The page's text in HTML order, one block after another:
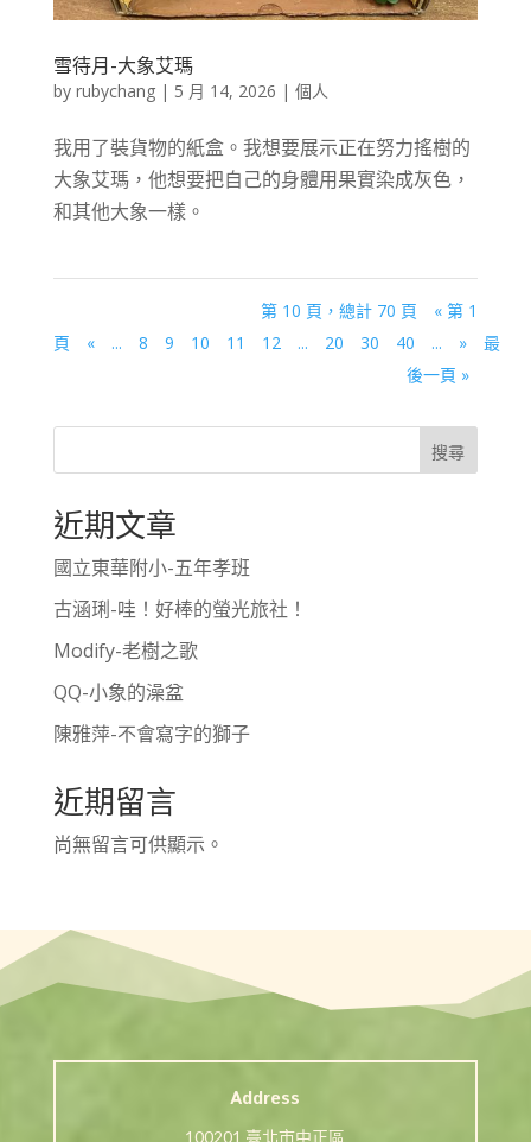
雪待月-大象艾瑪
by rubychang| 5 月 14, 2026 | 個人
我用了裝貨物的紙盒。我想要展示正在努力搖樹的
大象艾瑪，他想要把自己的身體用果實染成灰色，
和其他大象一樣。
第 10 頁，總計 70 頁
« 第 1
頁
« ... 8 9 10 11 12 ... 20 30 40 ... »
最
後一頁 »
搜尋
近期文章
國立東華附小-五年孝班
古涵琍-哇！好棒的螢光旅社！
Modify-老樹之歌
QQ-小象的澡盆
陳雅萍-不會寫字的獅子
近期留言
尚無留言可供顯示。
Address
100201 臺北市中正區